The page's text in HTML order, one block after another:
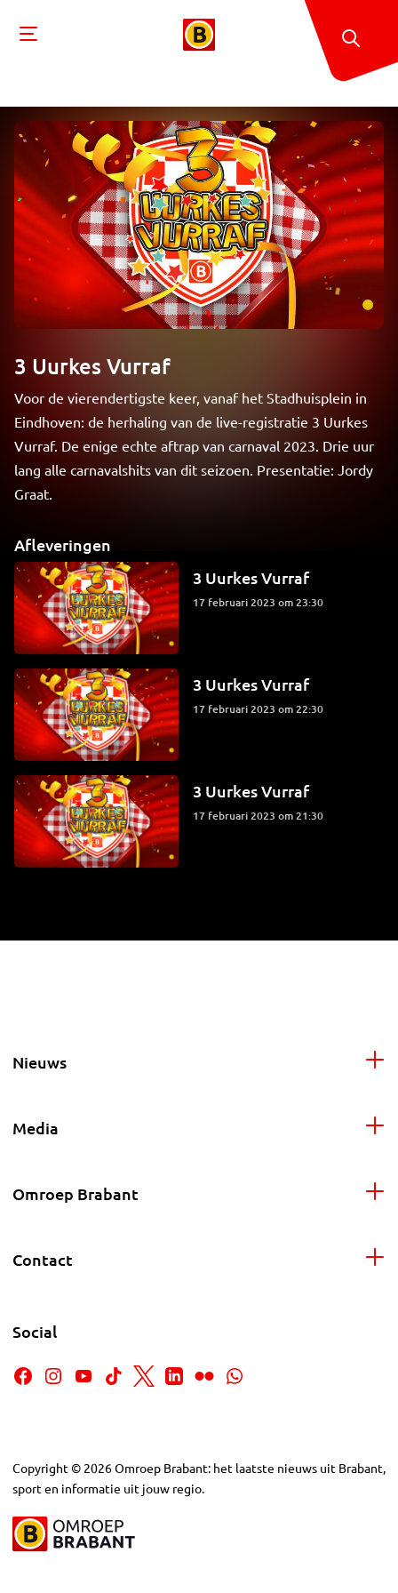
3 Uurkes Vurraf
Voor de vierendertigste keer, vanaf het Stadhuisplein in
Eindhoven: de herhaling van de live-registratie 3 Uurkes
Vurraf. De enige echte aftrap van carnaval 2023. Drie uur
lang alle carnavalshits van dit seizoen. Presentatie: Jordy
Graat.
Afleveringen
3 Uurkes Vurraf
17 februari 2023 om 23:30
3 Uurkes Vurraf
17 februari 2023 om 22:30
3 Uurkes Vurraf
17 februari 2023 om 21:30
Nieuws
Media
Omroep Brabant
Contact
Social
Copyright © 2026Omroep Brabant: het laatste nieuws uit Brabant,
sport en informatie uit jouw regio.